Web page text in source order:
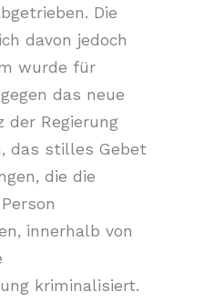
Die
davon jedoch
wurde für
das neue
der Regierung
das stilles Gebet
die die
innerhalb von
kriminalisiert.